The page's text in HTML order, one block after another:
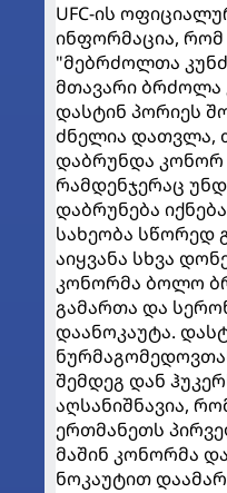
UFC-ის
ინფორმაცია, რომ
"მებრძოლთა
მთავარი ბრძოლა
დასტინ პორიეს
ძნელია დათვლა,
დაბრუნდა კონორ
რამდენჯერაც
დაბრუნება
სახეობა სწორედ
აიყვანა სხვა
კონორმა ბოლო
გამართა და
დაანოკაუტა.
შემდეგ დან
აღსანიშნავია,
ერთმანეთს
მაშინ კონორმა
ნოკაუტით